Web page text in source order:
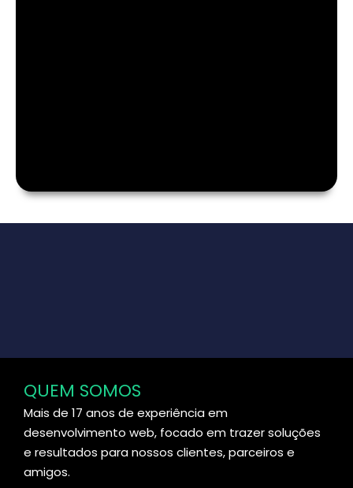
QUEM SOMOS
Mais de 17 anos de experiência em
desenvolvimento web, focado em trazer soluções
e resultados para nossos clientes, parceiros e
amigos.